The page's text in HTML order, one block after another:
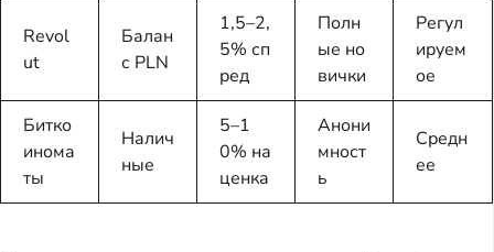
Revol
ut
Балан
с PLN
1,5–2,
5% сп
ред
Полн
ые но
вички
Регул
ируем
ое
Битко
инома
ты
Налич
ные
5–1
0% на
ценка
Анони
мност
ь
Средн
ее